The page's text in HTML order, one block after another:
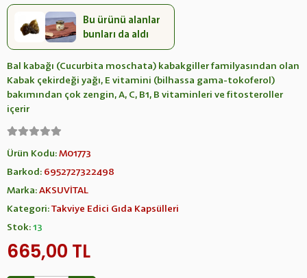
Bu ürünü alanlar
bunları da aldı
Bal kabağı (Cucurbita moschata) kabakgiller familyasından olan
Kabak çekirdeği yağı, E vitamini (bilhassa gama-tokoferol)
bakımından çok zengin, A, C, B1, B vitaminleri ve fitosteroller
içerir
Ürün Kodu:M01773
Barkod: 6952727322498
Marka:AKSUVİTAL
Kategori:Takviye Edici Gıda Kapsülleri
Stok:13
665,00 TL